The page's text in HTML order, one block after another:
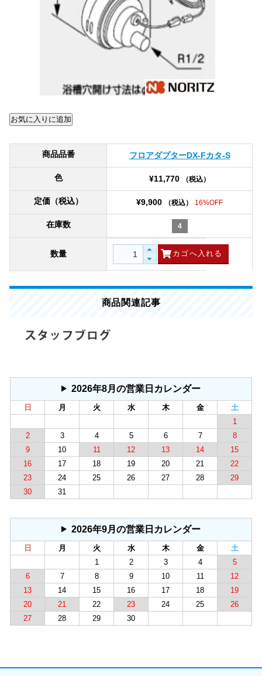
商品品番 フロアダプターDX-Fカタ-S
色 ¥11,770 （税込）
定価（税込） ¥9,900 （税込） 16%OFF
在庫数 4
数量
商品関連記事
2026年8月の営業日カレンダー
日 月 火 水 木 金
土
1
2
3 4 5 6 7
8
9
10 11 12 13 14
15
16
17 18 19 20 21
22
23
24 25 26 27 28
29
30
31
2026年9月の営業日カレンダー
日 月 火 水 木 金
土
1
2 3 4
5
6
7 8 9 10 11
12
13
14 15 16 17 18
19
20
21 22 23 24 25
26
27
28 29 30